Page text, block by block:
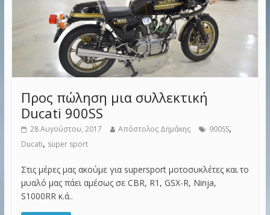
Προς πώληση μια συλλεκτική
Ducati 900SS
28 Αυγούστου, 2017 Απόστολος Δημάκης 900SS,
Ducati, super sport
Στις μέρες μας ακούμε για supersport μοτοσυκλέτες και το
μυαλό μας πάει αμέσως σε CBR, R1, GSX-R, Ninja,
S1000RR κ.ά..